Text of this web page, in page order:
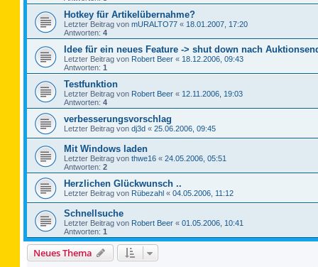
Hotkey für Artikelübernahme?
Letzter Beitrag von mURALTO77 « 18.01.2007, 17:20
Antworten: 4
Idee für ein neues Feature -> shut down nach
Letzter Beitrag von Robert Beer « 18.12.2006, 09:43
Antworten: 1
Testfunktion
Letzter Beitrag von Robert Beer « 12.11.2006, 19:03
Antworten: 4
verbesserungsvorschlag
Letzter Beitrag von dj3d « 25.06.2006, 09:45
Mit Windows laden
Letzter Beitrag von thwe16 « 24.05.2006, 05:51
Antworten: 2
Herzlichen Glückwunsch ..
Letzter Beitrag von Rübezahl « 04.05.2006, 11:12
Schnellsuche
Letzter Beitrag von Robert Beer « 01.05.2006, 10:41
Antworten: 1
Neues Thema